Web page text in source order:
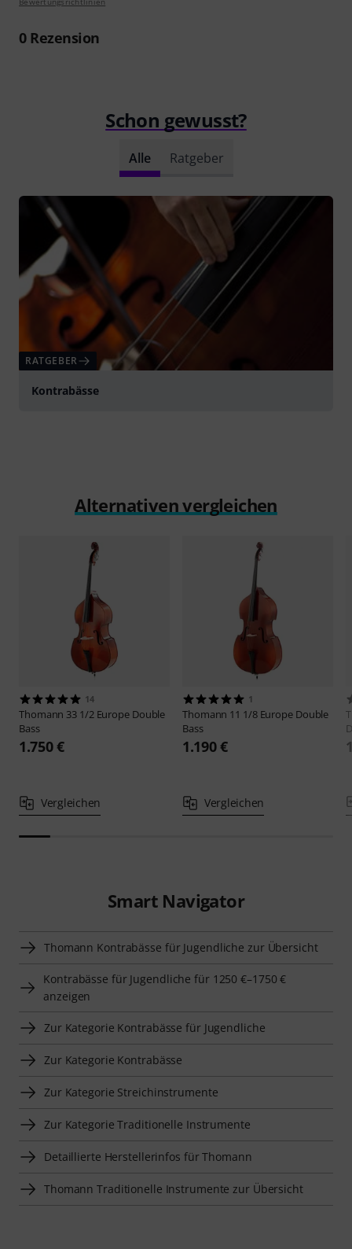
0Rezension
Schon gewusst?
Alle Ratgeber
RATGEBER
Kontrabässe
Alternativen vergleichen
14
Thomann 33 1/2 Europe Double
Bass
1.750 €
Vergleichen
1
Thomann 11 1/8 Europe Double
Bass
1.190 €
Vergleichen
Smart Navigator
Thomann Kontrabässe für Jugendliche zur Übersicht
Kontrabässe für Jugendliche für 1250 €–1750 €
anzeigen
Zur Kategorie Kontrabässe für Jugendliche
Zur Kategorie Kontrabässe
Zur Kategorie Streichinstrumente
Zur Kategorie Traditionelle Instrumente
Detaillierte Herstellerinfos für Thomann
Thomann Traditionelle Instrumente zur Übersicht